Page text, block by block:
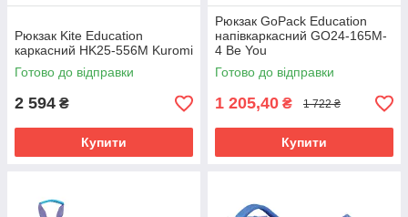
Рюкзак Kite Education
каркасний HK25-556M Kuromi
Готово до відправки
2 594 ₴
Купити
Рюкзак GoPack Education
напівкаркасний GO24-165M-
4 Be You
Готово до відправки
1 205,40 ₴ 1 722 ₴
Купити